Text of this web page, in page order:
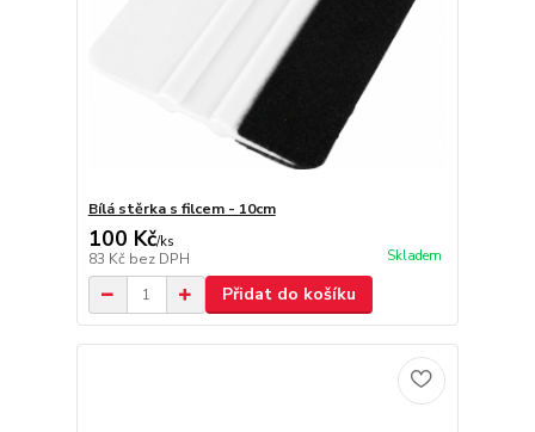
Bílá stěrka s filcem - 10cm
100 Kč/ks
83 Kč bez DPH Skladem
Přidat do košíku